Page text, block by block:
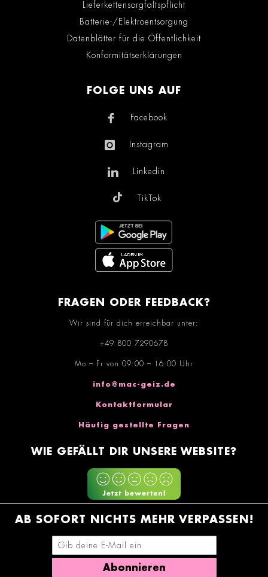
Lieferkettensorgfaltspflicht
Batterie-/Elektroentsorgung
Datenblätter für die Öffentlichkeit
Konformitätserklärungen
FOLGE UNS AUF
Facebook
Instagram
Linkedin
TikTok
FRAGEN ODER FEEDBACK?
Wir sind für dich erreichbar unter:
+49 800 7290678
Mo – Fr von 09:00 – 16:00 Uhr
info@mac-geiz.de
Kontaktformular
Häufig gestellte Fragen
WIE GEFÄLLT DIR UNSERE WEBSITE?
AB SOFORT NICHTS MEHR VERPASSEN!
E-Mail-Adresse eingeben
Abonnieren